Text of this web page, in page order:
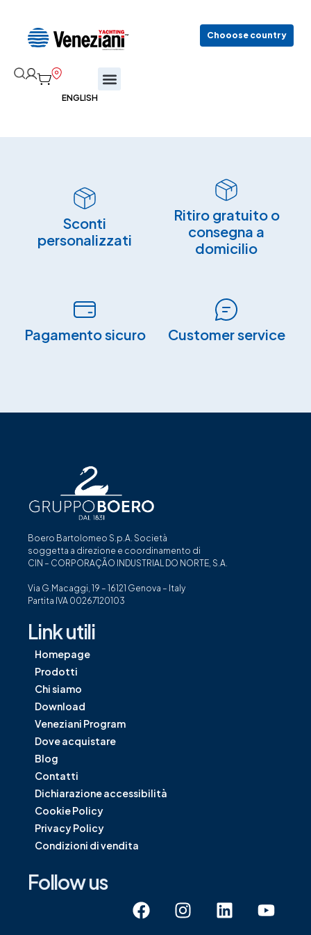
Chooose country
Sconti
personalizzati
Ritiro gratuito o
consegna a
domicilio
Pagamento sicuro​ Customer service
Boero Bartolomeo S.p.A. Società
soggetta a direzione e coordinamento di
CIN – CORPORAÇÃO INDUSTRIAL DO NORTE, S.A.
Via G.Macaggi, 19 – 16121 Genova – Italy
Partita IVA 00267120103
Link utili
Homepage
Prodotti
Chi siamo
Download
Veneziani Program
Dove acquistare
Blog
Contatti
Dichiarazione accessibilità
Cookie Policy
Privacy Policy
Condizioni di vendita
Follow us